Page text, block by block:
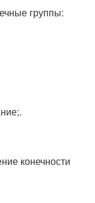
группы:
конечности